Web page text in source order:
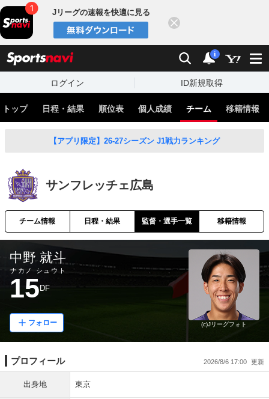
Jリーグの速報を快適に見る
検索 通知
i
ログイン ID新規取得
トップ 日程・結果 順位表 個人成績 チーム 移籍情報
【アプリ限定】26-27シーズン J1戦力ランキング
サンフレッチェ広島
チーム情報 日程・結果 監督・選手一覧 移籍情報
中野 就斗
ナカノ シュウト
15 DF
フォロー (c)Jリーグフォト
プロフィール 2026/8/6 17:00
出身地 東京